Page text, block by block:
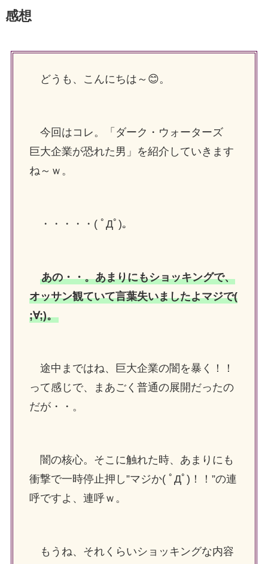
感想
どうも、こんにちは～😊。
今回はコレ。「ダーク・ウォーターズ
巨大企業が恐れた男」を紹介していきます
ね～ｗ。
・・・・・( ﾟДﾟ)。
あの・・。あまりにもショッキングで、
オッサン観ていて言葉失いましたよマジで(
;∀;)。
途中まではね、巨大企業の闇を暴く！！
って感じで、まあごく普通の展開だったの
だが・・。
闇の核心。そこに触れた時、あまりにも
衝撃で一時停止押し”マジか( ﾟДﾟ)！！”の連
呼ですよ、連呼ｗ。
もうね、それくらいショッキングな内容